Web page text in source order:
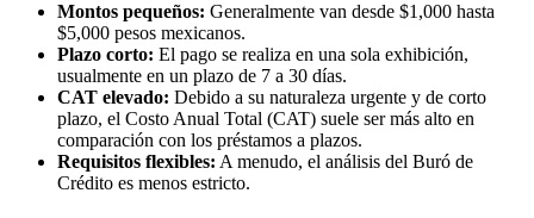
Montos pequeños: Generalmente van desde $1,000 hasta
$5,000 pesos mexicanos.
Plazo corto: El pago se realiza en una sola exhibición,
usualmente en un plazo de 7 a 30 días.
CAT elevado: Debido a su naturaleza urgente y de corto
plazo, el Costo Anual Total (CAT) suele ser más alto en
comparación con los préstamos a plazos.
Requisitos flexibles: A menudo, el análisis del Buró de
Crédito es menos estricto.